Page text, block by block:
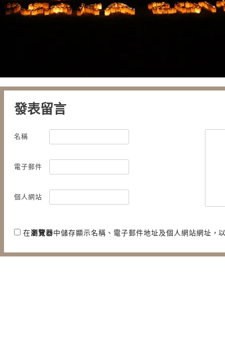
發表留言
名稱
電子郵件
個人網站
在瀏覽器中儲存顯示名稱、電子郵件地址及個人網站網址，